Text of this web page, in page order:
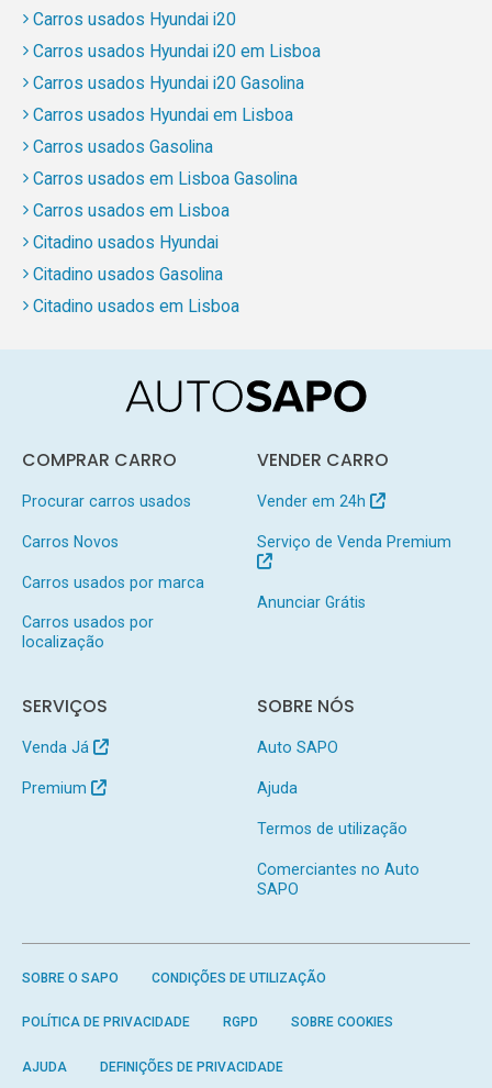
Carros usados Hyundai i20
Carros usados Hyundai i20 em Lisboa
Carros usados Hyundai i20 Gasolina
Carros usados Hyundai em Lisboa
Carros usados Gasolina
Carros usados em Lisboa Gasolina
Carros usados em Lisboa
Citadino usados Hyundai
Citadino usados Gasolina
Citadino usados em Lisboa
COMPRAR CARRO
Procurar carros usados
Carros Novos
Carros usados por marca
Carros usados por
localização
VENDER CARRO
Vender em 24h
Serviço de Venda Premium
Anunciar Grátis
SERVIÇOS
Venda Já
Premium
SOBRE NÓS
Auto SAPO
Ajuda
Termos de utilização
Comerciantes no Auto
SAPO
SOBRE O SAPO CONDIÇÕES DE UTILIZAÇÃO
POLÍTICA DE PRIVACIDADE RGPD SOBRE COOKIES
AJUDA DEFINIÇÕES DE PRIVACIDADE